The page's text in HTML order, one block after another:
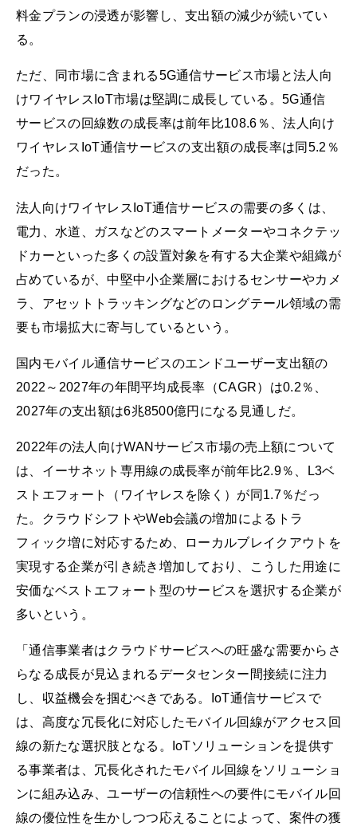
料金プランの浸透が影響し、支出額の減少が続いてい
る。
ただ、同市場に含まれる5G通信サービス市場と法人向
けワイヤレスIoT市場は堅調に成長している。5G通信
サービスの回線数の成長率は前年比108.6％、法人向け
ワイヤレスIoT通信サービスの支出額の成長率は同5.2％
だった。
法人向けワイヤレスIoT通信サービスの需要の多くは、
電力、水道、ガスなどのスマートメーターやコネクテッ
ドカーといった多くの設置対象を有する大企業や組織が
占めているが、中堅中小企業層におけるセンサーやカメ
ラ、アセットトラッキングなどのロングテール領域の需
要も市場拡大に寄与しているという。
国内モバイル通信サービスのエンドユーザー支出額の
2022～2027年の年間平均成長率（CAGR）は0.2％、
2027年の支出額は6兆8500億円になる見通しだ。
2022年の法人向けWANサービス市場の売上額について
は、イーサネット専用線の成長率が前年比2.9％、L3ベ
ストエフォート（ワイヤレスを除く）が同1.7％だっ
た。クラウドシフトやWeb会議の増加によるトラ
フィック増に対応するため、ローカルブレイクアウトを
実現する企業が引き続き増加しており、こうした用途に
安価なベストエフォート型のサービスを選択する企業が
多いという。
「通信事業者はクラウドサービスへの旺盛な需要からさ
らなる成長が見込まれるデータセンター間接続に注力
し、収益機会を掴むべきである。IoT通信サービスで
は、高度な冗長化に対応したモバイル回線がアクセス回
線の新たな選択肢となる。IoTソリューションを提供す
る事業者は、冗長化されたモバイル回線をソリューショ
ンに組み込み、ユーザーの信頼性への要件にモバイル回
線の優位性を生かしつつ応えることによって、案件の獲